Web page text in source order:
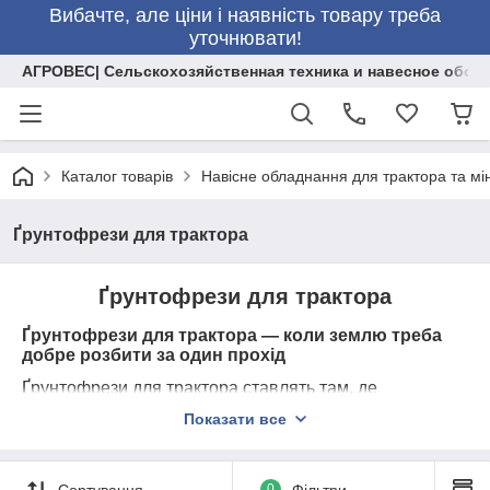
Вибачте, але ціни і наявність товару треба
уточнювати!
АГРОВЕС| Сельскохозяйственная техника и навесное
Каталог товарів Навісне обладнання для трактора та
Ґрунтофрези для трактора
Ґрунтофрези для трактора
Ґрунтофрези для трактора — коли землю треба
добре розбити за один прохід
Ґрунтофрези для трактора ставлять там, де
звичайного проходу вже мало і землю треба добре
грудки, після збирання лишаються рештки, а поле
Показати все